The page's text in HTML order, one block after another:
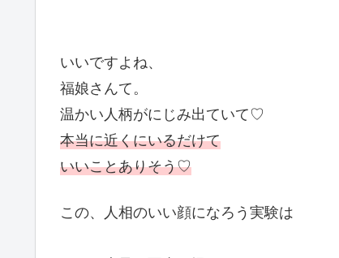
いいですよね、
福娘さんて。
温かい人柄がにじみ出ていて♡
本当に近くにいるだけて
いいことありそう♡
この、人相のいい顔になろう実験は